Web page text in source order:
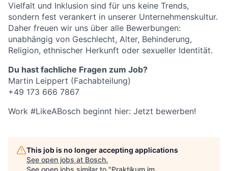
Vielfalt und Inklusion sind für uns keine Trends,
sondern fest verankert in unserer Unternehmenskultur.
Daher freuen wir uns über alle Bewerbungen:
unabhängig von Geschlecht, Alter, Behinderung,
Religion, ethnischer Herkunft oder sexueller Identität.
Du hast fachliche Fragen zum Job?
Martin Leippert (Fachabteilung)
+49 173 666 7867
Work #LikeABosch beginnt hier: Jetzt bewerben!
This job is no longer accepting applications
See open jobs at Bosch.